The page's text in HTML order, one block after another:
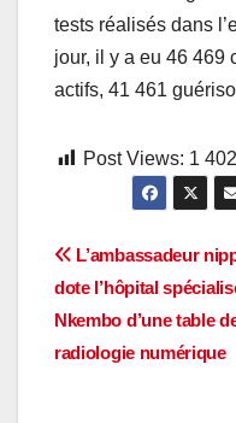
tests réalisés dans
jour, il y a eu 46 469
actifs, 41 461
Post Views: 1 402
de
l’article
L’ambassadeur
dote l’hôpital
Nkembo d’une table
radiologie numérique